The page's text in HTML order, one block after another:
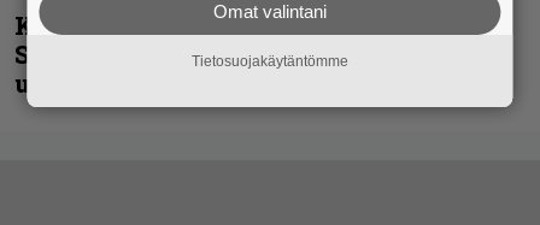
Kunnianosoitus hyiselle Pohjolalle –
Shining hyppäsi keskelle kinoksia
uudella videollaan
Omat valintani
Tietosuojakäytäntömme